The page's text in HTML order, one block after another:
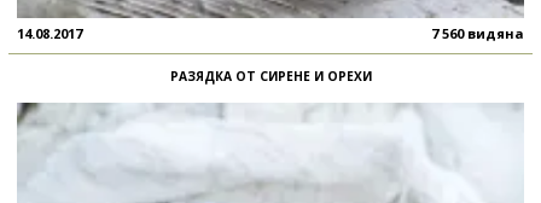
14.08.2017 7 560 видяна
РАЗЯДКА ОТ СИРЕНЕ И ОРЕХИ